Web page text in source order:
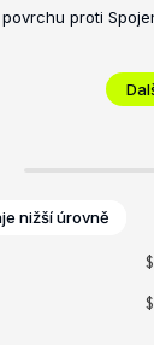
proti
nižší úrovně